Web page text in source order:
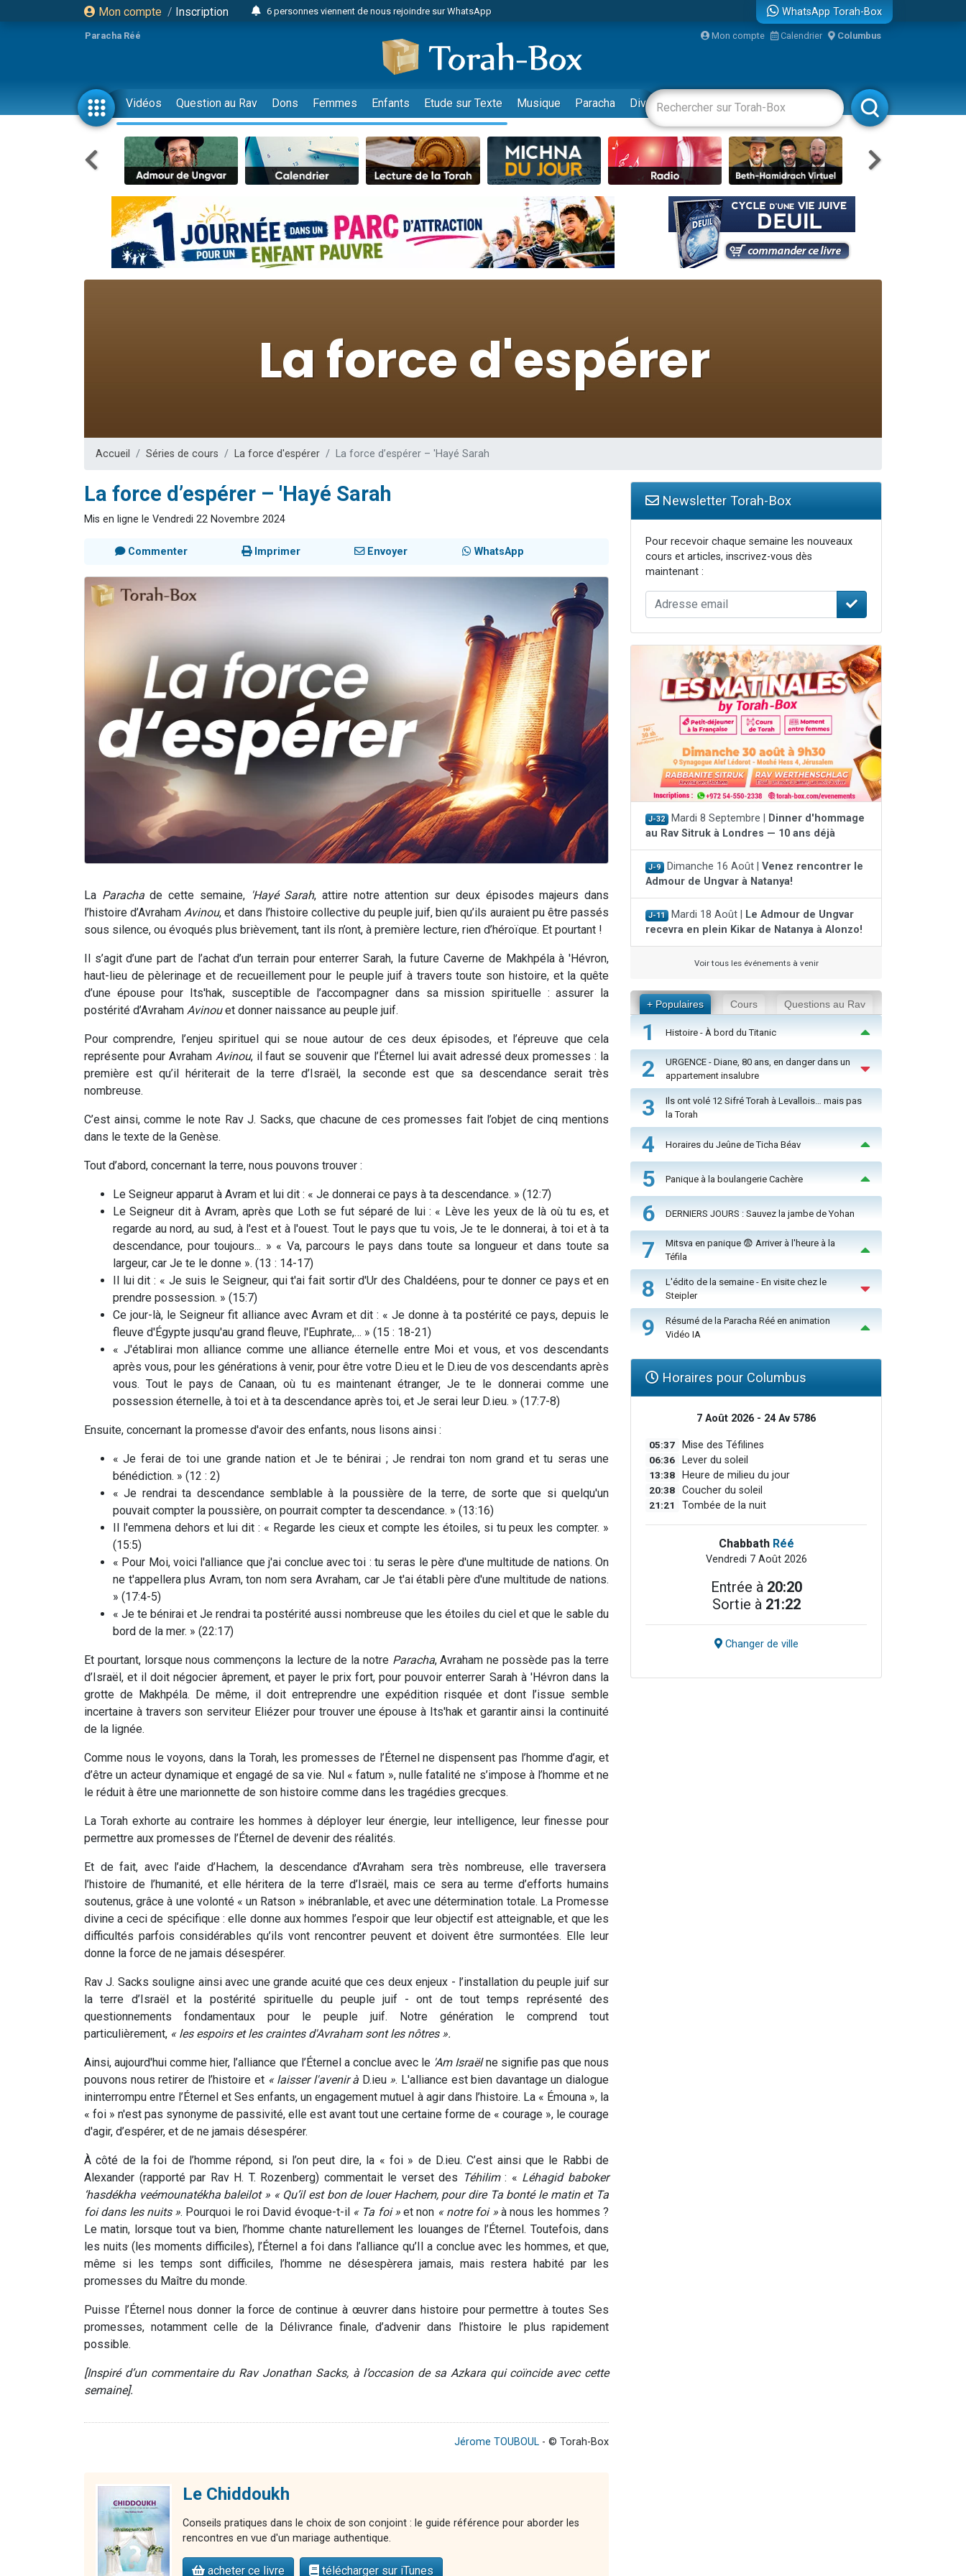
Mon compte / Inscription
6 personnes viennent de nous rejoindre sur WhatsApp
2 personnes viennent de faire un don pour 1 Journée de Vacances Pour les Enfants
17 personnes viennent de demander une bénédiction
4 personnes viennent de nous rejoindre sur WhatsApp
Il reste 49 places pour étudier en groupe sur Zoom
23 personnes viennent de faire un don pour Diane, 80 ans, dans un appartement insalubre
Eva vient de donner son Maasser
4 personnes viennent de nous rejoindre sur WhatsApp
3 personnes viennent de faire un don pour 5 jours de vacances aux Orphelins
Odaya vient de donner son Maasser
13 personnes viennent de demander une bénédiction
12 nouvelles musiques dans Torah-Box Music
3 personnes viennent de nous rejoindre sur WhatsApp
WhatsApp Torah-Box
Paracha Réé Mon compte Calendrier Columbus
Vidéos Question au Rav Dons Femmes Enfants Etude sur Texte Musique Paracha Divertissements Livres Rabbanim
Accueil Séries de cours La force d'espérer La force d’espérer – 'Hayé Sarah
La force d’espérer – 'Hayé Sarah
Mis en ligne le Vendredi 22 Novembre 2024
Commenter Imprimer Envoyer WhatsApp
La Parachade cette semaine, 'Hayé Sarah, attire notre attention sur deux épisodes majeurs dans
l’histoire d’AvrahamAvinou, et dans l’histoire collective du peuple juif, bien qu’ils auraient pu être passés
sous silence, ou évoqués plus brièvement, tant ils n’ont, à première lecture, rien d’héroïque. Et pourtant !
Il s’agit d’une part de l’achat d’un terrain pour enterrer Sarah, la future Caverne de Makhpéla à 'Hévron,
haut-lieu de pèlerinage et de recueillement pour le peuple juif à travers toute son histoire, et la quête
d’une épouse pour Its'hak, susceptible de l’accompagner dans sa mission spirituelle : assurer la
postérité d’Avraham Avinouet donner naissance au peuple juif.
Pour comprendre, l’enjeu spirituel qui se noue autour de ces deux épisodes, et l’épreuve que cela
représente pour Avraham Avinou, il faut se souvenir que l’Éternel lui avait adressé deux promesses : la
première est qu’il hériterait de la terre d’Israël, la seconde est que sa descendance serait très
nombreuse.
C’est ainsi, comme le note Rav J. Sacks, que chacune de ces promesses fait l’objet de cinq mentions
dans le texte de la Genèse.
Tout d’abord, concernant la terre, nous pouvons trouver :
Le Seigneur apparut à Avram et lui dit : « Je donnerai ce pays à ta descendance. » (12:7)
Le Seigneur dit à Avram, après que Loth se fut séparé de lui : « Lève les yeux de là où tu es, et
regarde au nord, au sud, à l'est et à l'ouest. Tout le pays que tu vois, Je te le donnerai, à toi et à ta
descendance, pour toujours... » « Va, parcours le pays dans toute sa longueur et dans toute sa
largeur, car Je te le donne ». (13 : 14-17)
Il lui dit : « Je suis le Seigneur, qui t'ai fait sortir d'Ur des Chaldéens, pour te donner ce pays et en
prendre possession. » (15:7)
Ce jour-là, le Seigneur fit alliance avec Avram et dit : « Je donne à ta postérité ce pays, depuis le
fleuve d'Égypte jusqu'au grand fleuve, l'Euphrate,… » (15 : 18-21)
« J'établirai mon alliance comme une alliance éternelle entre Moi et vous, et vos descendants
après vous, pour les générations à venir, pour être votre D.ieu et le D.ieu de vos descendants après
vous. Tout le pays de Canaan, où tu es maintenant étranger, Je te le donnerai comme une
possession éternelle, à toi et à ta descendance après toi, et Je serai leur D.ieu. » (17:7-8)
Ensuite, concernant la promesse d'avoir des enfants, nous lisons ainsi :
« Je ferai de toi une grande nation et Je te bénirai ; Je rendrai ton nom grand et tu seras une
bénédiction. » (12 : 2)
« Je rendrai ta descendance semblable à la poussière de la terre, de sorte que si quelqu'un
pouvait compter la poussière, on pourrait compter ta descendance. » (13:16)
Il l'emmena dehors et lui dit : « Regarde les cieux et compte les étoiles, si tu peux les compter. »
(15:5)
« Pour Moi, voici l'alliance que j'ai conclue avec toi : tu seras le père d'une multitude de nations. On
ne t'appellera plus Avram, ton nom sera Avraham, car Je t'ai établi père d'une multitude de nations.
» (17:4-5)
« Je te bénirai et Je rendrai ta postérité aussi nombreuse que les étoiles du ciel et que le sable du
bord de la mer. » (22:17)
Et pourtant, lorsque nous commençons la lecture de la notre Paracha, Avraham ne possède pas la terre
d’Israël, et il doit négocier âprement, et payer le prix fort, pour pouvoir enterrer Sarah à 'Hévron dans la
grotte de Makhpéla. De même, il doit entreprendre une expédition risquée et dont l’issue semble
incertaine à travers son serviteur Eliézer pour trouver une épouse à Its'hak et garantir ainsi la continuité
de la lignée.
Comme nous le voyons, dans la Torah, les promesses de l’Éternel ne dispensent pas l’homme d’agir, et
d’être un acteur dynamique et engagé de sa vie. Nul « fatum », nulle fatalité ne s’impose à l’homme et ne
le réduit à être une marionnette de son histoire comme dans les tragédies grecques.
La Torah exhorte au contraire les hommes à déployer leur énergie, leur intelligence, leur finesse pour
permettre aux promesses de l’Éternel de devenir des réalités.
Et de fait, avec l’aide d’Hachem, la descendance d’Avraham sera très nombreuse, elle traversera
l’histoire de l’humanité, et elle héritera de la terre d’Israël, mais ce sera au terme d’efforts humains
soutenus, grâce à une volonté « un Ratson » inébranlable, et avec une détermination totale. La Promesse
divine a ceci de spécifique : elle donne aux hommes l’espoir que leur objectif est atteignable, et que les
difficultés parfois considérables qu’ils vont rencontrer peuvent et doivent être surmontées. Elle leur
donne la force de ne jamais désespérer.
Rav J. Sacks souligne ainsi avec une grande acuité que ces deux enjeux - l’installation du peuple juif sur
la terre d’Israël et la postérité spirituelle du peuple juif - ont de tout temps représenté des
questionnements fondamentaux pour le peuple juif. Notre génération le comprend tout
particulièrement, « les espoirs et les craintes d'Avraham sont les nôtres ».
Ainsi, aujourd'hui comme hier, l’alliance que l’Éternel a conclue avec le 'Am Israëlne signifie pas que nous
pouvons nous retirer de l’histoire et « laisser l'avenir à D.ieu». L'alliance est bien davantage un dialogue
ininterrompu entre l’Éternel et Ses enfants, un engagement mutuel à agir dans l’histoire. La « Émouna », la
« foi » n'est pas synonyme de passivité, elle est avant tout une certaine forme de « courage », le courage
d'agir, d’espérer, et de ne jamais désespérer.
À côté de la foi de l’homme répond, si l’on peut dire, la « foi » de D.ieu. C’est ainsi que le Rabbi de
Alexander (rapporté par Rav H. T. Rozenberg) commentait le verset des Téhilim: « Léhagid baboker
‘hasdékha veémounatékha baleilot » « Qu’il est bon de louer Hachem, pour dire Ta bonté le matin et Ta
foi dans les nuits ». Pourquoi le roi David évoque-t-il « Ta foi »et non « notre foi »à nous les hommes ?
Le matin, lorsque tout va bien, l’homme chante naturellement les louanges de l’Éternel. Toutefois, dans
les nuits (les moments difficiles), l’Éternel a foi dans l’alliance qu’Il a conclue avec les hommes, et que,
même si les temps sont difficiles, l’homme ne désespèrera jamais, mais restera habité par les
promesses du Maître du monde.
Puisse l’Éternel nous donner la force de continue à œuvrer dans histoire pour permettre à toutes Ses
promesses, notamment celle de la Délivrance finale, d’advenir dans l’histoire le plus rapidement
possible.
[Inspiré d’un commentaire du Rav Jonathan Sacks, à l’occasion de sa Azkara qui coïncide avec cette
semaine].
Jérome TOUBOUL - © Torah-Box
Le Chiddoukh
Conseils pratiques dans le choix de son conjoint : le guide référence pour aborder les
rencontres en vue d'un mariage authentique.
acheter ce livre télécharger sur iTunes
Newsletter Torah-Box
Pour recevoir chaque semaine les nouveaux
cours et articles, inscrivez-vous dès
maintenant :
J-32 Mardi 8 Septembre |
Dinner d'hommage
au Rav Sitruk à Londres — 10 ans déjà
J-9 Dimanche 16 Août | Venez rencontrer le
Admour de Ungvar à Natanya!
J-11 Mardi 18 Août |
Le Admour de Ungvar
recevra en plein Kikar de Natanya à Alonzo!
Voir tous les événements à venir
+ Populaires Cours Questions au Rav
1 Histoire - À bord du Titanic
2
URGENCE - Diane, 80 ans, en danger dans un
appartement insalubre
3
Ils ont volé 12 Sifré Torah à Levallois… mais pas
la Torah
4 Horaires du Jeûne de Ticha Béav
5 Panique à la boulangerie Cachère
6 DERNIERS JOURS : Sauvez la jambe de Yohan
7
Mitsva en panique 😨 Arriver à l'heure à la
Téfila
8
L'édito de la semaine - En visite chez le
Steipler
9
Résumé de la Paracha Réé en animation
Vidéo IA
Horaires pour Columbus
7 Août 2026 - 24 Av 5786
05:37 Mise des Téfilines
06:36 Lever du soleil
13:38 Heure de milieu du jour
20:38 Coucher du soleil
21:21 Tombée de la nuit
Chabbath Réé
Vendredi 7 Août 2026
Entrée à 20:20
Sortie à 21:22
Changer de ville